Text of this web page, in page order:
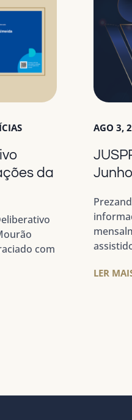
da
com
AGO 3,
LER